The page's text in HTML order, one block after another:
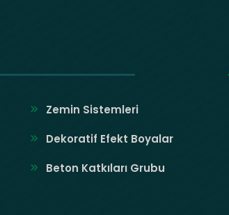
Zemin Sistemleri
Dekoratif Efekt Boyalar
Beton Katkıları Grubu